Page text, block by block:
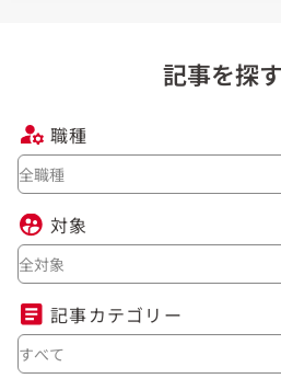
記事を探す
職種
全職種
対象
全対象
記事カテゴリー
すべて